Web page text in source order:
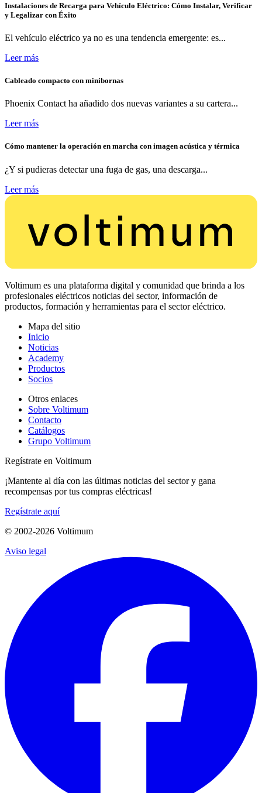
Instalaciones de Recarga para Vehículo Eléctrico: Cómo Instalar, Verificar
y Legalizar con Éxito
El vehículo eléctrico ya no es una tendencia emergente: es...
Leer más
Cableado compacto con minibornas
Phoenix Contact ha añadido dos nuevas variantes a su cartera...
Leer más
Cómo mantener la operación en marcha con imagen acústica y térmica
¿Y si pudieras detectar una fuga de gas, una descarga...
Leer más
Voltimum es una plataforma digital y comunidad que brinda a los
profesionales eléctricos noticias del sector, información de
productos, formación y herramientas para el sector eléctrico.
Mapa del sitio
Inicio
Noticias
Academy
Productos
Socios
Otros enlaces
Sobre Voltimum
Contacto
Catálogos
Grupo Voltimum
Regístrate en Voltimum
¡Mantente al día con las últimas noticias del sector y gana
recompensas por tus compras eléctricas!
Regístrate aquí
© 2002-2026 Voltimum
Aviso legal